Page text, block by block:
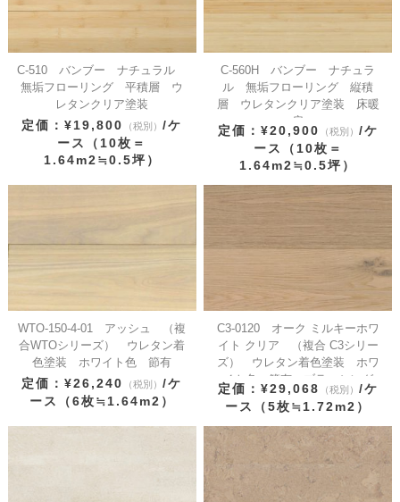
C-510 バンブー ナチュラル
無垢フローリング 平積層 ウ
レタンクリア塗装
定価：¥19,800 （税別）/ケ
ース（10枚＝
1.64m2≒0.5坪）
C-560H バンブー ナチュラ
ル 無垢フローリング 縦積
層 ウレタンクリア塗装 床暖
房
定価：¥20,900 （税別） /ケ
ース（10枚＝
1.64m2≒0.5坪）
WTO-150-4-01 アッシュ （複
合WTOシリーズ） ウレタン着
色塗装 ホワイト色 節有
定価：¥26,240 （税別）/ケ
ース（6枚≒1.64m2）
C3-0120 オーク ミルキーホワ
イト クリア （複合 C3シリー
ズ） ウレタン着色塗装 ホワ
イト色 節有 ブラッシング
定価：¥29,068 （税別） /ケ
ース（5枚≒1.72m2）